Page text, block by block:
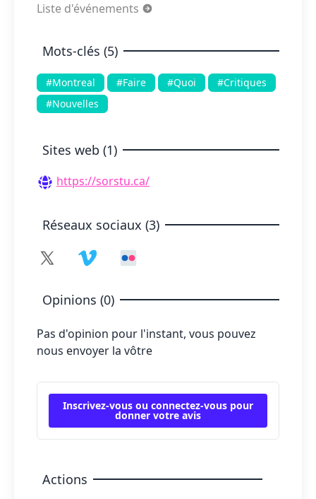
Liste d'événements
Mots-clés (5)
#Montreal #Faire #Quoi
#Critiques
#Nouvelles
Sites web (1)
https://sorstu.ca/
Réseaux sociaux (3)
Opinions (0)
Pas d'opinion pour l'instant, vous pouvez
nous envoyer la vôtre
Inscrivez-vous ou connectez-vous pour
donner votre avis
Actions